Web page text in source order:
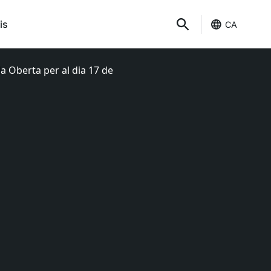
CA
Oberta per al dia 17 de